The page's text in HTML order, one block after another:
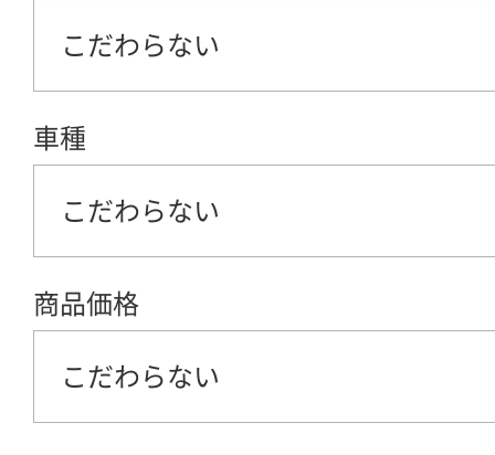
こだわらない
車種
こだわらない
商品価格
こだわらない